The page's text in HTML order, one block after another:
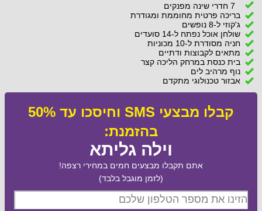
7 חדרי שינה מפנקים
בריכה פרטית מחוממת ומגודרת
ג'קוזי ל-8 נופשים
שולחן אוכל נפתח ל-14 סועדים
חניה מסודרת ל-10 מכוניות
מתאים לקבוצות ודתיים
בית כנסת במרחק הליכה קצר
נוף מרהיב לים
אבזור טכנולוגי מתקדם
קבלו מבצעי SMS וחיסכו עד 50%
בהזמנת:
וילה גליתא
אתם תקבלו מבצעים חמים במחירי רצפה!
(לזמן מוגבל בלבד)